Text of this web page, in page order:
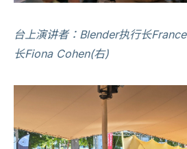
台上演讲者：Blender执行长
长Fiona Cohen(右)